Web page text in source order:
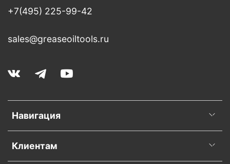
Навигация
Клиентам
+7(495) 225-99-42
sales@greaseoiltools.ru